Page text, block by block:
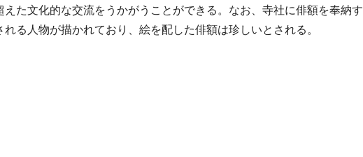
た文化的な交流をうかがうことができる。なお、寺社に俳額を奉納す
る人物が描かれており、絵を配した俳額は珍しいとされる。